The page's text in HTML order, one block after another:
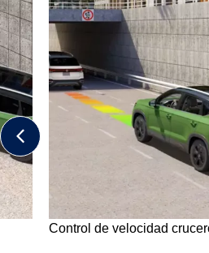
Monitoreo de punto ciego